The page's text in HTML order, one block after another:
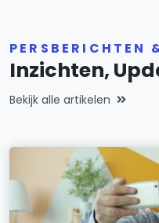
PERSBERICHTEN
Inzichten,
Bekijk alle artikelen